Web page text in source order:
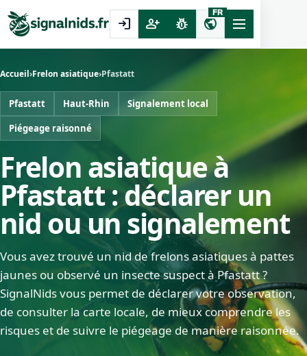
login person_add pest_control public
FR
Accueil›Frelon asiatique›Pfastatt
Pfastatt Haut-Rhin
Signalement local
Piégeage raisonné
Frelon asiatique à
Pfastatt : déclarer un
nid ou un signalement
Vous avez trouvé un nid de frelons asiatiques à pattes
jaunes ou observé un insecte suspect à Pfastatt ?
SignalNids vous permet de déclarer votre observation,
de consulter la carte locale, de mieux comprendre les
risques et de suivre le piégeage de manière raisonnée.